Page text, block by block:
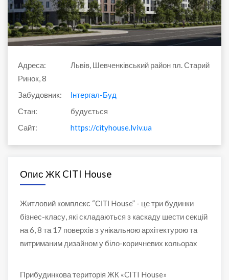
Адреса:
Львів, Шевченківський район пл. Старий
Ринок, 8
Забудовник:
Інтергал-Буд
Стан:
будується
Сайт:
https://cityhouse.lviv.ua
Опис ЖК CITI House
Житловий комплекс “СІТІ House” - це три будинки
бізнес-класу, які складаються з каскаду шести секцій
на 6, 8 та 17 поверхів з унікальною архітектурою та
витриманим дизайном у біло-коричневих кольорах
Прибудинкова територія ЖК «CITI House»